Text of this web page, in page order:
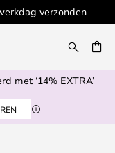
verzonden
met ‘14% EXTRA’